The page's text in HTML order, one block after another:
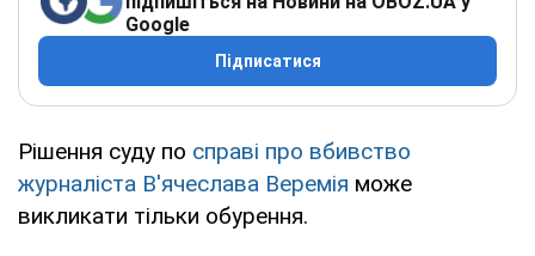
Google
Підписатися
Рішення суду по справі про вбивство
журналіста В'ячеслава Веремія може
викликати тільки обурення.